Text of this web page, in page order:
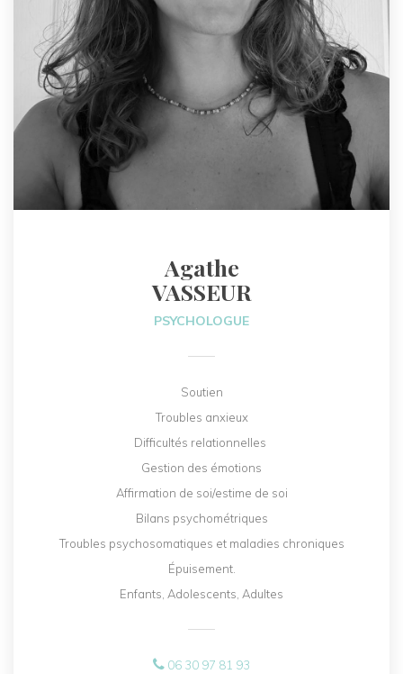
Agathe
VASSEUR
PSYCHOLOGUE
Soutien
Troubles anxieux
Difficultés relationnelles
Gestion des émotions
Affirmation de soi/estime de soi
Bilans psychométriques
Troubles psychosomatiques et maladies chroniques
Épuisement.
Enfants, Adolescents, Adultes
06 30 97 81 93